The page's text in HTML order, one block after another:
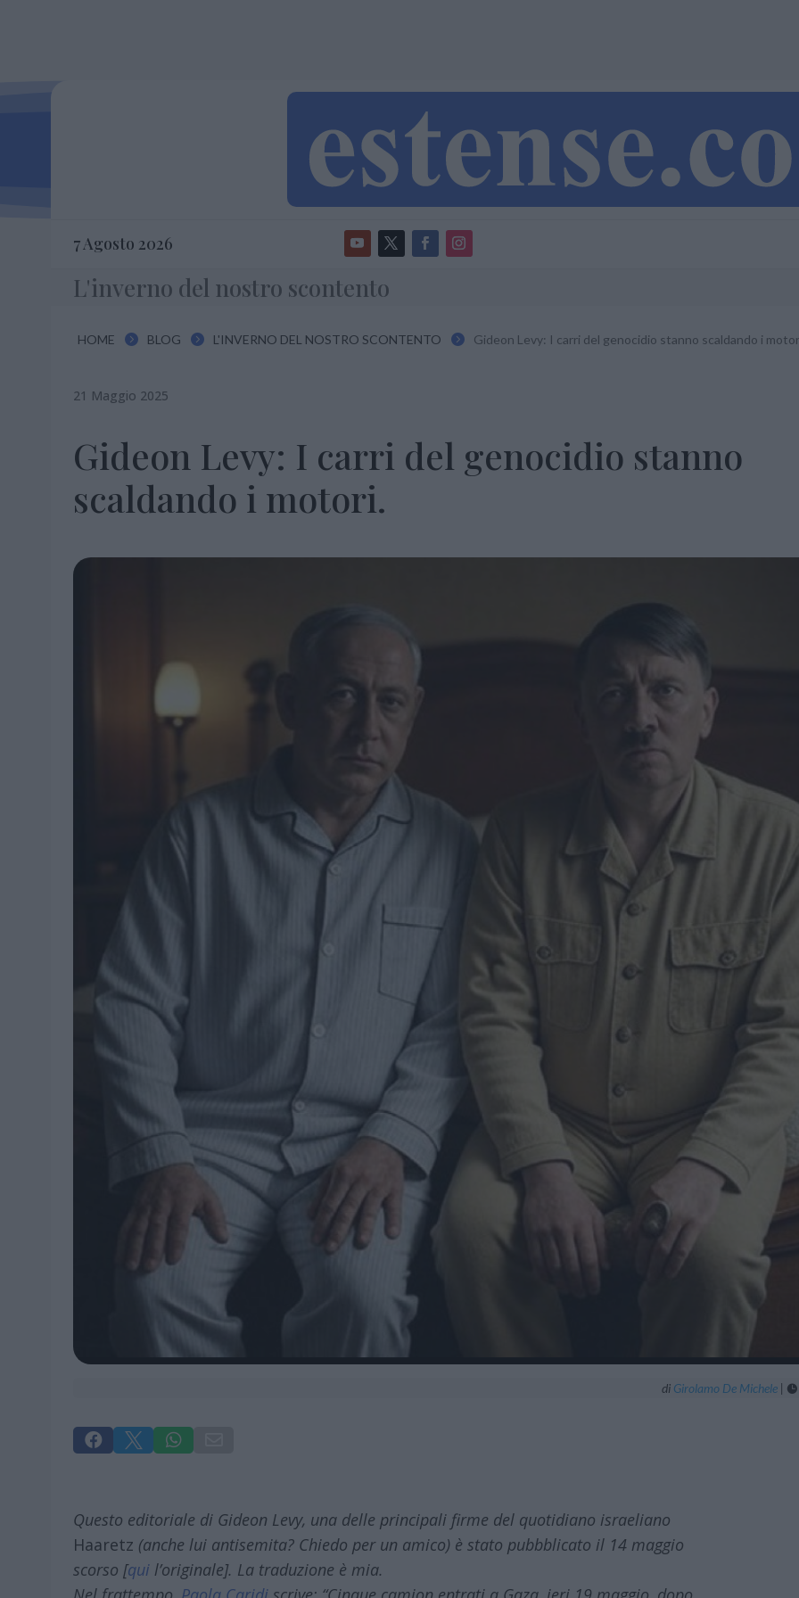
7 Agosto 2026
L'inverno del nostro scontento
HOME  BLOG  L'INVERNO DEL NOSTRO SCONTENTO  Gideon Levy: I carri del genocidio stanno scaldando i
21 Maggio 2025
Gideon Levy: I carri del genocidio stanno
scaldando i motori.
di Girolamo De Michele| 
  
Questo editoriale di Gideon Levy, una delle principali firme del quotidiano israeliano
Haaretz (anche lui antisemita? Chiedo per un amico) è stato pubbblicato il 14 maggio
scorso [qui l’originale]. La traduzione è mia.